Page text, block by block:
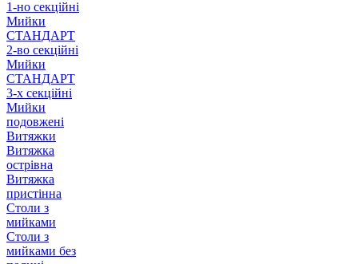
1-но секційні
Мийки
СТАНДАРТ
2-во секційні
Мийки
СТАНДАРТ
3-х секційні
Мийки
подовжені
Витяжки
Витяжка
острівна
Витяжка
пристінна
Столи з
мийками
Столи з
мийками без